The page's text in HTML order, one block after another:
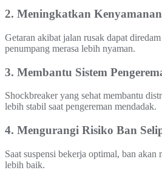
2. Meningkatkan
Getaran akibat jalan rusak dapat
penumpang merasa lebih nyaman.
3. Membantu Sistem
Shockbreaker yang sehat membantu
lebih stabil saat pengereman mendadak.
4. Mengurangi Risiko Ban
Saat suspensi bekerja optimal, ban
lebih baik.